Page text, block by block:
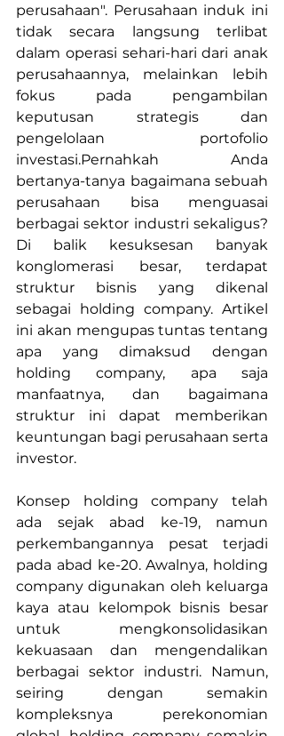
perusahaan". Perusahaan induk ini
tidak secara langsung terlibat
dalam operasi sehari-hari dari anak
perusahaannya, melainkan lebih
fokus pada pengambilan
keputusan strategis dan
pengelolaan portofolio
investasi.Pernahkah Anda
bertanya-tanya bagaimana sebuah
perusahaan bisa menguasai
berbagai sektor industri sekaligus?
Di balik kesuksesan banyak
konglomerasi besar, terdapat
struktur bisnis yang dikenal
sebagai holding company. Artikel
ini akan mengupas tuntas tentang
apa yang dimaksud dengan
holding company, apa saja
manfaatnya, dan bagaimana
struktur ini dapat memberikan
keuntungan bagi perusahaan serta
investor.
Konsep holding company telah
ada sejak abad ke-19, namun
perkembangannya pesat terjadi
pada abad ke-20. Awalnya, holding
company digunakan oleh keluarga
kaya atau kelompok bisnis besar
untuk mengkonsolidasikan
kekuasaan dan mengendalikan
berbagai sektor industri. Namun,
seiring dengan semakin
kompleksnya perekonomian